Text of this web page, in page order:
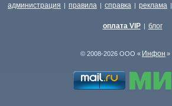
администрация | правила | справка | реклама |
оплата VIP | блог
© 2008-2026 ООО « Инфон »